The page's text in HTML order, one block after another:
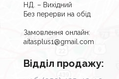
НД. – Вихідний
Без перерви на обід
Замовлення онлайн:
aitasplus1@gmail.com
Відділ продажу: